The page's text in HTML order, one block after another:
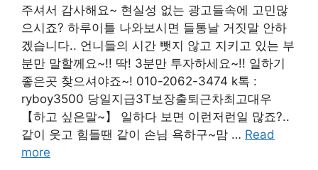
주셔서 감사해요~ 현실성 없는 광고들속에 고민많
으시죠? 하루이틀 나와보시면 들통날 거짓말 안하
겠습니다.. 언니들의 시간 뺏지 않고 지키고 있는 부
분만 말할께요~!! 딱! 3분만 투자하세요~!! 일하기
좋은곳 찾으셔야죠~! 010-2062-3474 k톡 :
ryboy3500 당일지급3T보장출퇴근차최고대우
【하고 싶은말~】 일하다 보면 이런저런일 많죠?..
같이 웃고 힘들땐 같이 손님 욕하구~맘 … Read
more